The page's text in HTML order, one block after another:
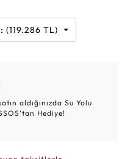
gr : (119.286 TL)
aldığınızda Su Yolu
Hediye!